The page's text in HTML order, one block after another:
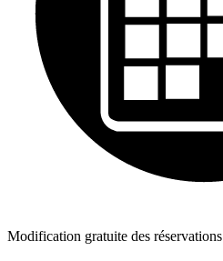
Modification gratuite des réservations